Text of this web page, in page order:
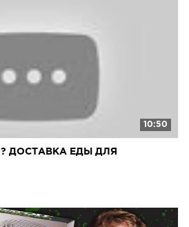
10:50
ДОСТАВКА ЕДЫ ДЛЯ